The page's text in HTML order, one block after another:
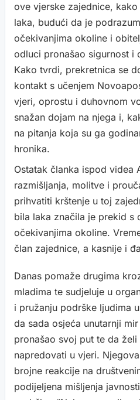
ove vjerske zajednice,
laka, budući da je
očekivanjima okoline i
odluci pronašao sigurnost i
Kako tvrdi, prekretnica se
kontakt s učenjem
vjeri, oprostu i duhovnom
snažan dojam na njega i,
na pitanja koja su ga
hronika.
Ostatak članka ispod videa
razmišljanja, molitve i
prihvatiti krštenje u toj
bila laka značila je prekid s
očekivanjima okoline.
član zajednice, a kasnije i
Danas pomaže drugima
mladima te sudjeluje u
i pružanju podrške ljudima
da sada osjeća unutarnji
pronašao svoj put te da
napredovati u vjeri.
brojne reakcije na
podijeljena mišljenja